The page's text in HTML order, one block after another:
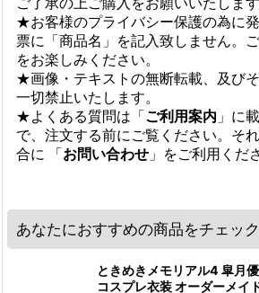
★お客様のプライバシー保護の為に
票に「商品名」を記入致しません。
をお楽しみください。
★画像・テキストの無断転載、及び
一切禁止いたします。
★よくある質問は「 ご利用案内 」に
で、注文する前にご覧ください。そ
合に 「 お問い合わせ 」をご利用くだ
あなたにおすすめの商品をチェック
ときめきメモリアル4 皐月
コスプレ衣装 オーダーメイ